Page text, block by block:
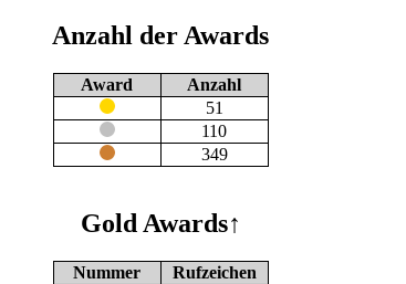
Anzahl der Awards
Award
Anzahl
51
110
349
Gold Awards↑
Nummer
Rufzeichen